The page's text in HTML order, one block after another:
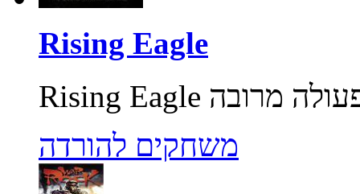
Rising Eagle
משחקים להורדה